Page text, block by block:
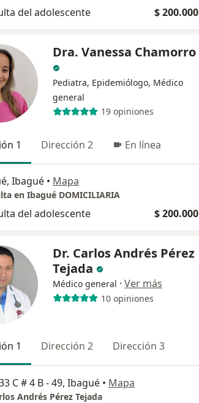
del adolescente $ 200.000
Dra. Vanessa Chamorro
Pediatra, Epidemiólogo, Médico
general
19 opiniones
1 Dirección 2 En línea
Ibagué • Mapa
en Ibagué DOMICILIARIA
del adolescente $ 200.000
Dr. Carlos Andrés Pérez
Tejada
Médico general · Ver más
10 opiniones
1 Dirección 2 Dirección 3
C # 4 B - 49, Ibagué • Mapa
Andrés Pérez Tejada